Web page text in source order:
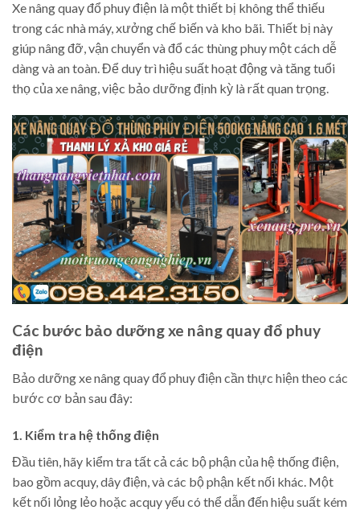
Xe nâng quay đổ phuy điện là một thiết bị không thể thiếu
trong các nhà máy, xưởng chế biến và kho bãi. Thiết bị này
giúp nâng đỡ, vận chuyển và đổ các thùng phuy một cách dễ
dàng và an toàn. Để duy trì hiệu suất hoạt động và tăng tuổi
thọ của xe nâng, việc bảo dưỡng định kỳ là rất quan trọng.
Các bước bảo dưỡng xe nâng quay đổ phuy
điện
Bảo dưỡng xe nâng quay đổ phuy điện cần thực hiện theo các
bước cơ bản sau đây:
1. Kiểm tra hệ thống điện
Đầu tiên, hãy kiểm tra tất cả các bộ phận của hệ thống điện,
bao gồm acquy, dây điện, và các bộ phận kết nối khác. Một
kết nối lỏng lẻo hoặc acquy yếu có thể dẫn đến hiệu suất kém